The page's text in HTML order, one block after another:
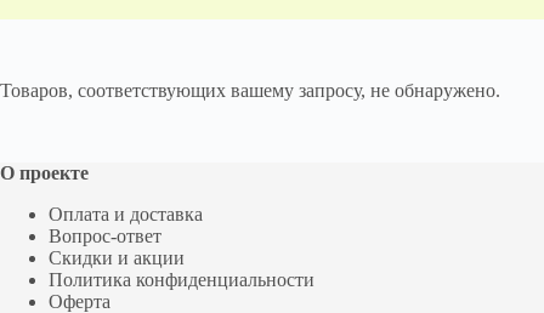
Товаров, соответствующих вашему запросу, не обнаружено.
О проекте
Оплата и доставка
Вопрос-ответ
Скидки и акции
Политика конфиденциальности
Оферта